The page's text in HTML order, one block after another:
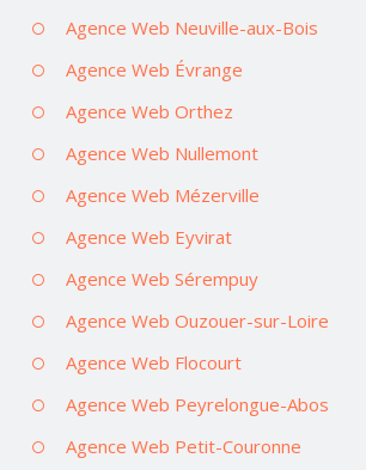
Agence Web Neuville-aux-Bois
Agence Web Évrange
Agence Web Orthez
Agence Web Nullemont
Agence Web Mézerville
Agence Web Eyvirat
Agence Web Sérempuy
Agence Web Ouzouer-sur-Loire
Agence Web Flocourt
Agence Web Peyrelongue-Abos
Agence Web Petit-Couronne